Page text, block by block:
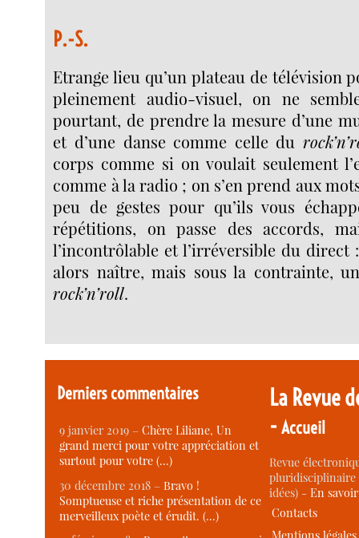
P.-S.
Etrange lieu qu’un plateau de télévision
pleinement audio-visuel, on ne
pourtant, de prendre la mesure d’une
et d’une danse comme celle du
corps comme si on voulait seulement
comme à la radio ; on s’en prend aux
peu de gestes pour qu’ils vous
répétitions, on passe des accords,
l’incontrôlable et l’irréversible du
alors naître, mais sous la contrainte,
rock’n’roll.
Derniers commentaires
9 janvier 2019 –Chère Liliane, Un
grand merci pour votre appréciation et
surtout pour votre (…)
30 décembre 2018 –Bravo !
Somptueuse et riche présentation de ce
merveilleux poète et érudit. (…)
La Revue
-Accueil
Revue
idées) -En
Contacts
Mentions légales